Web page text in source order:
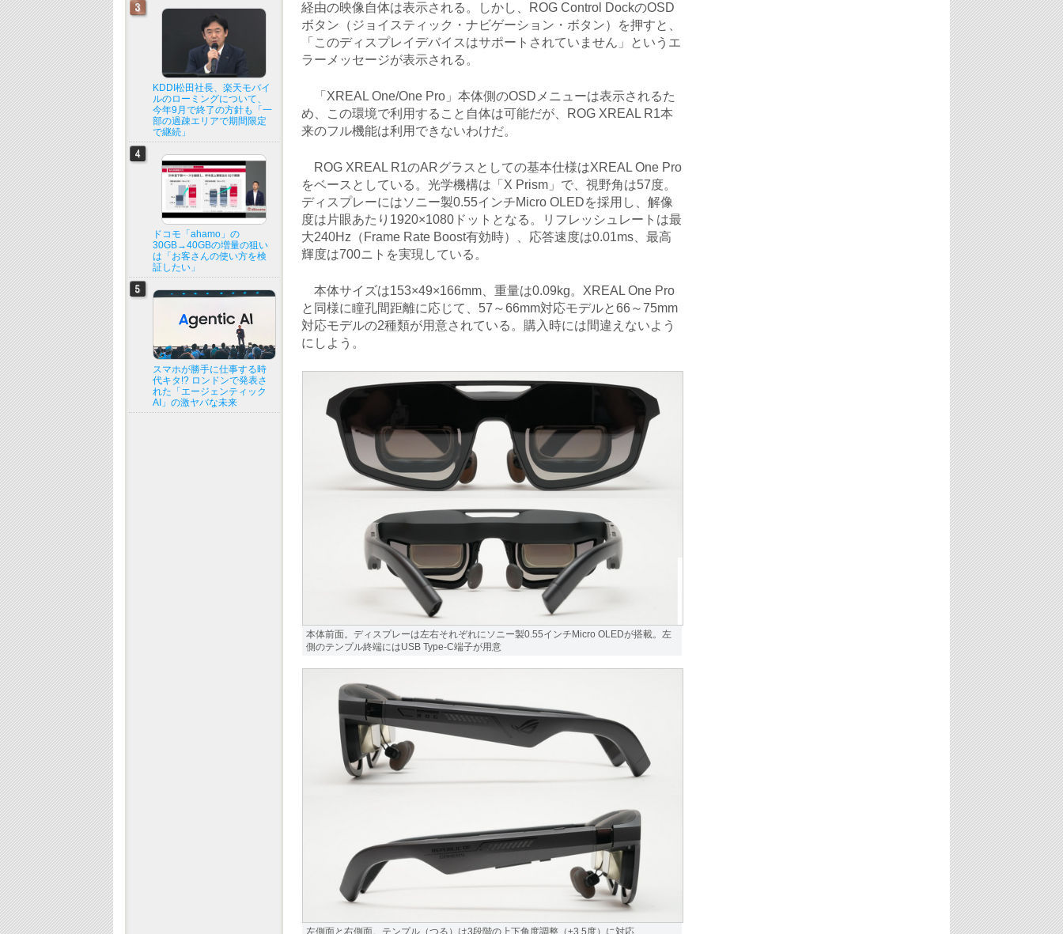
経由の映像自体は表示される。しかし、ROG Control DockのOSD
ボタン（ジョイスティック・ナビゲーション・ボタン）を押すと、
「このディスプレイデバイスはサポートされていません」というエ
ラーメッセージが表示される。
「XREAL One/One Pro」本体側のOSDメニューは表示されるた
め、この環境で利用すること自体は可能だが、ROG XREAL R1本
来のフル機能は利用できないわけだ。
ROG XREAL R1のARグラスとしての基本仕様はXREAL One Pro
をベースとしている。光学機構は「X Prism」で、視野角は57度。
ディスプレーにはソニー製0.55インチMicro OLEDを採用し、解像
度は片眼あたり1920×1080ドットとなる。リフレッシュレートは最
大240Hz（Frame Rate Boost有効時）、応答速度は0.01ms、最高
輝度は700ニトを実現している。
本体サイズは153×49×166mm、重量は0.09kg。XREAL One Pro
と同様に瞳孔間距離に応じて、57～66mm対応モデルと66～75mm
対応モデルの2種類が用意されている。購入時には間違えないよう
にしよう。
本体前面。ディスプレーは左右それぞれにソニー製0.55インチMicro OLEDが搭載。左
側のテンプル終端にはUSB Type-C端子が用意
左側面と右側面。テンプル（つる）は3段階の上下角度調整（±3.5度）に対応
KDDI松田社長、楽天モバイ
ルのローミングについて、
今年9月で終了の方針も「一
部の過疎エリアで期間限定
で継続」
ドコモ「ahamo」の
30GB→40GBの増量の狙い
は「お客さんの使い方を検
証したい」
スマホが勝手に仕事する時
代キタ!? ロンドンで発表さ
れた「エージェンティック
AI」の激ヤバな未来